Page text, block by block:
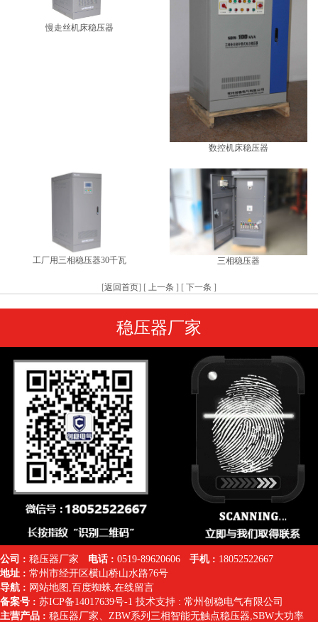
慢走丝机床稳压器
数控机床稳压器
工厂用三相稳压器30千瓦 三相稳压器
[返回首页] [ 上一条 ] [ 下一条 ]
稳压器厂家
公司 : 稳压器厂家 电话 : 0519-89620606 手机 : 18052522667
地址 : 常州市经开区横山桥山水路76号
导航 : 网站地图 ,百度蜘蛛,在线留言
备案号 : 苏ICP备14017639号-1 技术支持 : 常州创稳电气有限公司
主营产品 : 稳压器厂家、 ZBW系列三相智能无触点稳压器,SBW大功率